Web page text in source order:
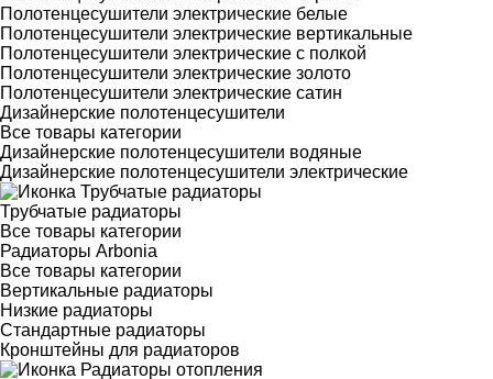
Полотенцесушители электрические белые
Полотенцесушители электрические вертикальные
Полотенцесушители электрические с полкой
Полотенцесушители электрические золото
Полотенцесушители электрические сатин
Дизайнерские полотенцесушители
Все товары категории
Дизайнерские полотенцесушители водяные
Дизайнерские полотенцесушители электрические
Трубчатые радиаторы
Все товары категории
Радиаторы Arbonia
Все товары категории
Вертикальные радиаторы
Низкие радиаторы
Стандартные радиаторы
Кронштейны для радиаторов